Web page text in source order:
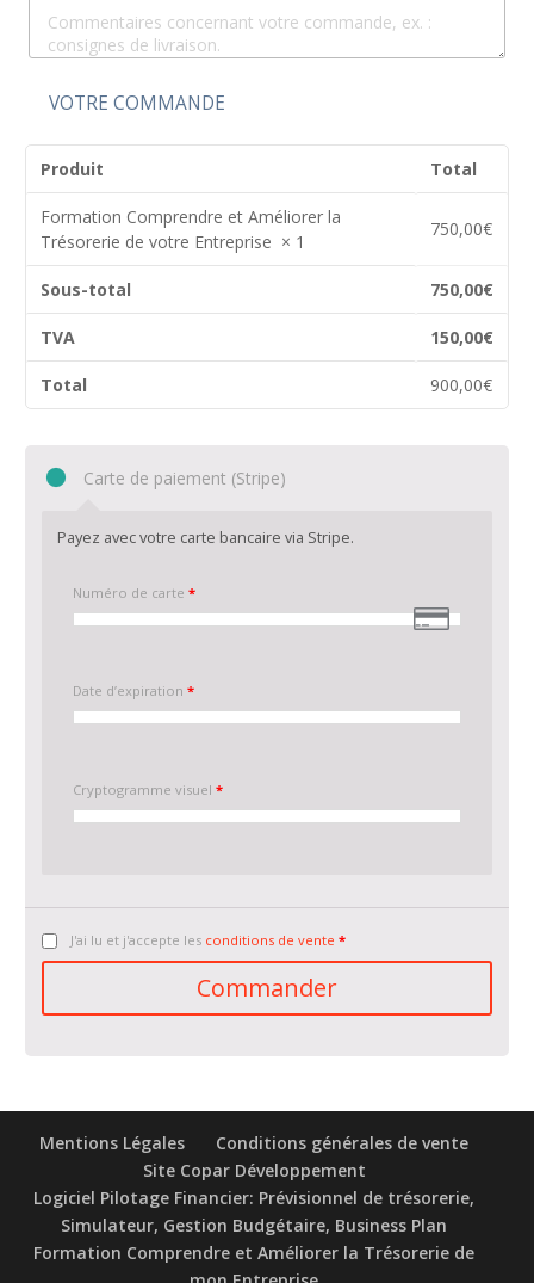
VOTRE COMMANDE
Produit Total
Formation Comprendre et Améliorer la
Trésorerie de votre Entreprise × 1
750,00€
Sous-total 750,00€
TVA 150,00€
Total 900,00€
Carte de paiement (Stripe)
Payez avec votre carte bancaire via Stripe.
Numéro de carte *
Date d’expiration *
Cryptogramme visuel *
J'ai lu et j'accepte les conditions de vente *
Mentions Légales
Conditions générales de vente
Site Copar Développement
Logiciel Pilotage Financier: Prévisionnel de trésorerie,
Simulateur, Gestion Budgétaire, Business Plan
Formation Comprendre et Améliorer la Trésorerie de